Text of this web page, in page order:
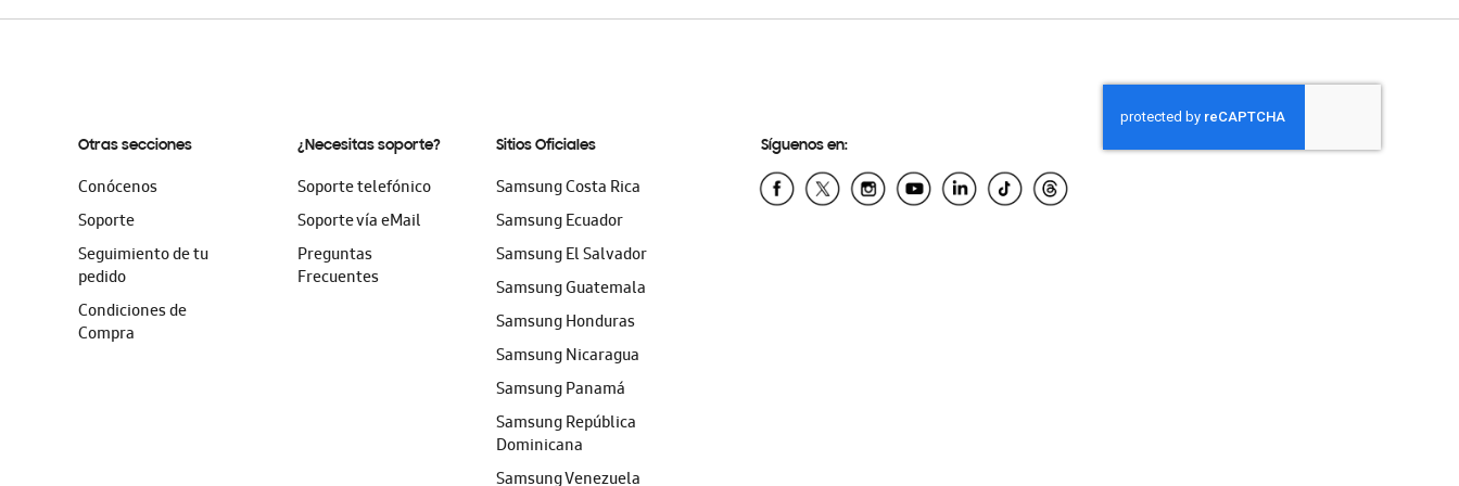
Otras secciones
Conócenos
Soporte
Seguimiento de tu
pedido
Condiciones de
Compra
¿Necesitas soporte?
Soporte telefónico
Soporte vía eMail
Preguntas
Frecuentes
Sitios Oficiales
Samsung Costa Rica
Samsung Ecuador
Samsung El Salvador
Samsung Guatemala
Samsung Honduras
Samsung Nicaragua
Samsung Panamá
Samsung República
Dominicana
Samsung Venezuela
Síguenos en: